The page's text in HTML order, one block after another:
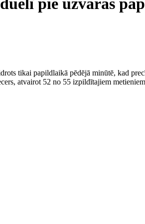
pie uzvaras
tikai papildlaikā pēdējā minūtē, kad
atvairot 52 no 55 izpildītajiem